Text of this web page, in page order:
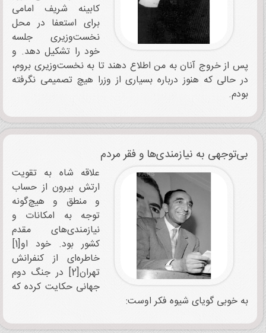
کابینه شریف امامی
برای استعفا در محل
نخست‌وزیری جلسه
خود را تشکیل دهد. و
پس از خروج آنان به من اطلاع دهند تا به نخست‌وزیری بروم،
در حالی که هنوز درباره بسیاری از وزرا هیچ تصمیمی نگرفته
بودم.
بی‌توجهی به نیازمندی‌ها و فقر مردم
علاقه شاه به تقویت
ارتش بیرون از حساب
و منطق و هیچ‌گونه
توجه به امکانات و
نیازمندی‌های مقدم
کشور بود. خود او[1]
خاطره‌ای از کنفرانش
تهران[2] در جنگ دوم
جهانی حکایت کرده که
به خوبی گویای شیوه فکر اوست: